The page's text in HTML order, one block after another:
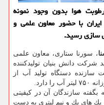
هوا بدون وجود نمونه
با حضور معاون علمی و
سازی رسید.
، سورنا ستاری، معاون علمی
شركت دانش بنیان تولیدكننده
سازنده دستگاه تولید آب از
دارد.
سازندگان آن در كیفیتی
های یك و نیم لیتری به دست